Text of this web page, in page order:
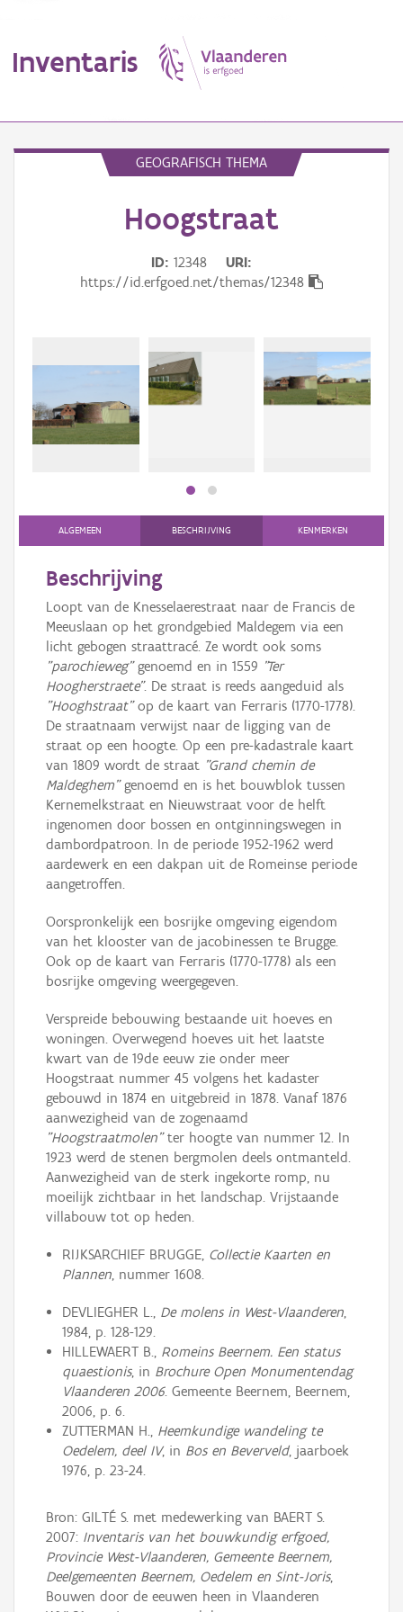
Inventaris
Persoon of collectief
Aanmelden
GEOGRAFISCH THEMA
Hoogstraat
ID 12348
URI
https://id.erfgoed.net/themas/12348
ALGEMEEN BESCHRIJVING KENMERKEN
Beschrijving
Loopt van de Knesselaerestraat naar de Francis de
Meeuslaan op het grondgebied Maldegem via een
licht gebogen straattracé. Ze wordt ook soms
"parochieweg"genoemd en in 1559 "Ter
Hoogherstraete". De straat is reeds aangeduid als
"Hooghstraat"op de kaart van Ferraris (1770-1778).
De straatnaam verwijst naar de ligging van de
straat op een hoogte. Op een pre-kadastrale kaart
van 1809 wordt de straat "Grand chemin de
Maldeghem"genoemd en is het bouwblok tussen
Kernemelkstraat en Nieuwstraat voor de helft
ingenomen door bossen en ontginningswegen in
dambordpatroon. In de periode 1952-1962 werd
aardewerk en een dakpan uit de Romeinse periode
aangetroffen.
Oorspronkelijk een bosrijke omgeving eigendom
van het klooster van de jacobinessen te Brugge.
Ook op de kaart van Ferraris (1770-1778) als een
bosrijke omgeving weergegeven.
Verspreide bebouwing bestaande uit hoeves en
woningen. Overwegend hoeves uit het laatste
kwart van de 19de eeuw zie onder meer
Hoogstraat nummer 45 volgens het kadaster
gebouwd in 1874 en uitgebreid in 1878. Vanaf 1876
aanwezigheid van de zogenaamd
"Hoogstraatmolen"ter hoogte van nummer 12. In
1923 werd de stenen bergmolen deels ontmanteld.
Aanwezigheid van de sterk ingekorte romp, nu
moeilijk zichtbaar in het landschap. Vrijstaande
villabouw tot op heden.
RIJKSARCHIEF BRUGGE, Collectie Kaarten en
Plannen, nummer 1608.
DEVLIEGHER L., De molens in West-Vlaanderen,
1984, p. 128-129.
HILLEWAERT B., Romeins Beernem. Een status
quaestionis, in Brochure Open Monumentendag
Vlaanderen 2006. Gemeente Beernem, Beernem,
2006, p. 6.
ZUTTERMAN H., Heemkundige wandeling te
Oedelem, deel IV, in Bos en Beverveld, jaarboek
1976, p. 23-24.
Bron: GILTÉ S. met medewerking van BAERT S.
2007: Inventaris van het bouwkundig erfgoed,
Provincie West-Vlaanderen, Gemeente Beernem,
Deelgemeenten Beernem, Oedelem en Sint-Joris,
Bouwen door de eeuwen heen in Vlaanderen